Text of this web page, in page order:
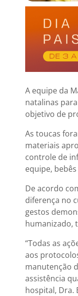
A equipe da
natalinas
objetivo de
As toucas
materiais
controle de
equipe,
De acordo
diferença no
gestos
humanizado,
“Todas as
aos
manutenção
assistência
hospital, Dra.